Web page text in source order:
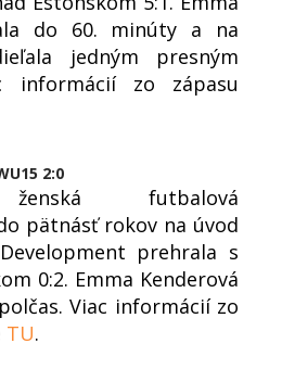
do 60. minúty a na
jedným presným
informácií zo zápasu
2:0
ženská futbalová
pätnásť rokov na úvod
prehrala s
0:2. Emma Kenderová
Viac informácií zo
TU.